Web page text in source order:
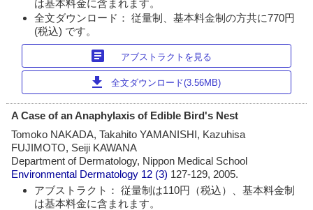
は基本料金に含まれます。
全文ダウンロード： 従量制、基本料金制の方共に770円
(税込) です。
article アブストラクトを見る
download 全文ダウンロード(3.56MB)
A Case of an Anaphylaxis of Edible Bird's Nest
Tomoko NAKADA, Takahito YAMANISHI, Kazuhisa
FUJIMOTO, Seiji KAWANA
Department of Dermatology, Nippon Medical School
Environmental Dermatology 12 (3) 127-129, 2005.
アブストラクト： 従量制は110円（税込）、基本料金制
は基本料金に含まれます。